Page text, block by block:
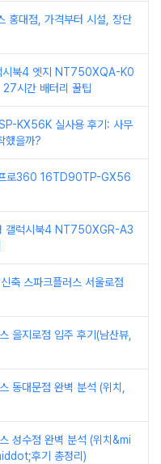
홍대점, 가격부터 시설, 장단
시북4 엣지 NT750XQA-K0
시간 배터리 꿀팁
KX56K 실사용 후기: 사무
했을까?
프로360 16TD90TP-GX56
갤럭시북4 NT750XGR-A3
축 스파크플러스 서울로점
을지로점 입주 후기(남산뷰,
동대문점 완벽 분석 (위치,
성수점 완벽 분석 (위치&mi
후기 총정리)